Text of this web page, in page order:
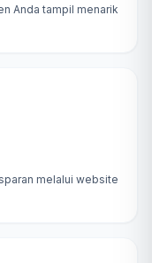
Anda tampil menarik
melalui website